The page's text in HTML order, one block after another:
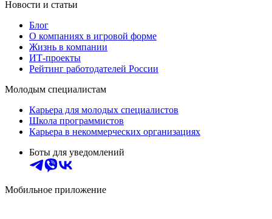
Новости и статьи
Блог
О компаниях в игровой форме
Жизнь в компании
ИТ-проекты
Рейтинг работодателей России
Молодым специалистам
Карьера для молодых специалистов
Школа программистов
Карьера в некоммерческих организациях
Боты для уведомлений
Мобильное приложение